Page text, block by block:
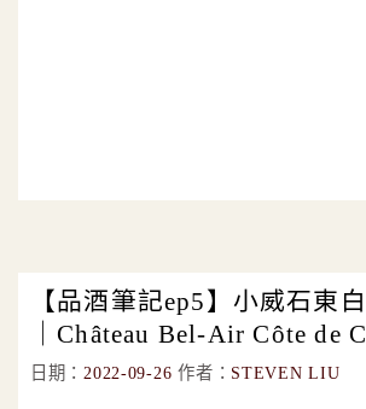
【品酒筆記ep5】小威石東
｜Château Bel-Air Côte de
日期： 2022-09-26 作者： STEVEN LIU